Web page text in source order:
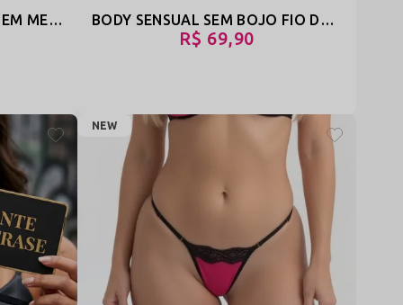
CORRENTE PARA BARRIGA EM METAL COM CAMADAS DUPLAS, ACESSÓRIO DE CINTURA ESTILOSO E SENSUAL - TULIPA BODY SENSUAL SEM BOJO FIO DENTAL CAVADO EM LYCRA FITNESS - SUPINO
R$ 69,90
NEW